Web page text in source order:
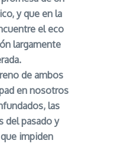
y que en la
el eco
largamente
de ambos
en nosotros
las
del pasado y
impiden